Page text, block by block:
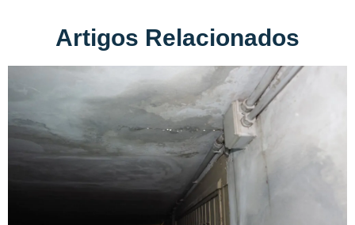
Artigos Relacionados